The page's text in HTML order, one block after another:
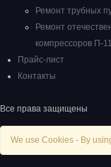
Ремонт трубных
Ремонт
компрессоров П-
Прайс-лист
Контакты
Все права защищены
We use Cookies - By